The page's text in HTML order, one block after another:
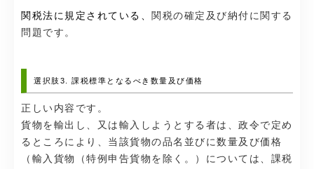
関税法に規定されている、 関税の確定及び納付に関する
問題です。
選択肢3. 課税標準となるべき数量及び価格
正しい内容です。
貨物を輸出し、又は輸入しようとする者は、政令で定め
るところにより、当該貨物の品名並びに数量及び価格
（輸入貨物（特例申告貨物を除く。）については、課税